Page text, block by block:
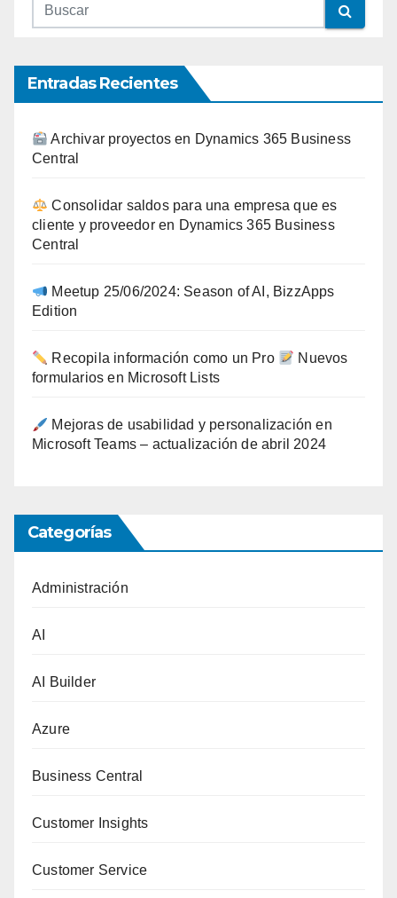
Entradas Recientes
Archivar proyectos en Dynamics 365 Business
Central
Consolidar saldos para una empresa que es
cliente y proveedor en Dynamics 365 Business
Central
Meetup 25/06/2024: Season of AI, BizzApps
Edition
Recopila información como un Pro
Nuevos
formularios en Microsoft Lists
Mejoras de usabilidad y personalización en
Microsoft Teams – actualización de abril 2024
Categorías
Administración
AI
AI Builder
Azure
Business Central
Customer Insights
Customer Service